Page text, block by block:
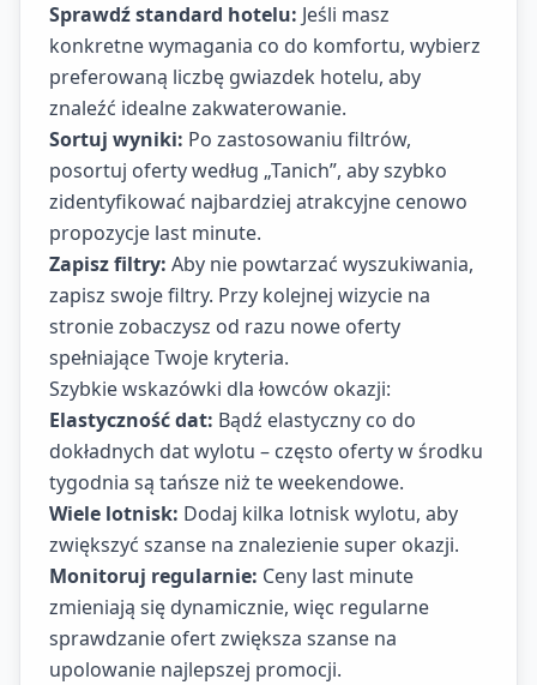
Sprawdź standard hotelu: Jeśli masz
konkretne wymagania co do komfortu, wybierz
preferowaną liczbę gwiazdek hotelu, aby
znaleźć idealne zakwaterowanie.
Sortuj wyniki: Po zastosowaniu filtrów,
posortuj oferty według „Tanich”, aby szybko
zidentyfikować najbardziej atrakcyjne cenowo
propozycje last minute.
Zapisz filtry: Aby nie powtarzać wyszukiwania,
zapisz swoje filtry. Przy kolejnej wizycie na
stronie zobaczysz od razu nowe oferty
spełniające Twoje kryteria.
Szybkie wskazówki dla łowców okazji:
Elastyczność dat: Bądź elastyczny co do
dokładnych dat wylotu – często oferty w środku
tygodnia są tańsze niż te weekendowe.
Wiele lotnisk: Dodaj kilka lotnisk wylotu, aby
zwiększyć szanse na znalezienie super okazji.
Monitoruj regularnie: Ceny last minute
zmieniają się dynamicznie, więc regularne
sprawdzanie ofert zwiększa szanse na
upolowanie najlepszej promocji.